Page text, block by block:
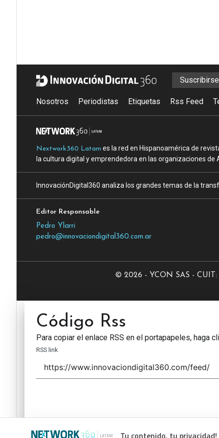
Tu contenido, tu privacidad!
Nosotros Periodistas Etiquetas Rss Feed
Nextwork360 Latam es la red en Hispanoamérica de
la cultura digital y emprendedora en las organizaciones de
InnovaciónDigital360 analiza los grandes temas de la
Editor Responsable
Pedro Ylarri
pedro@innovaciondigital360.com.ar
© 2026 - YCON SAS -
Código Rss
Para copiar el enlace RSS en el portapapeles, haga
RSS link